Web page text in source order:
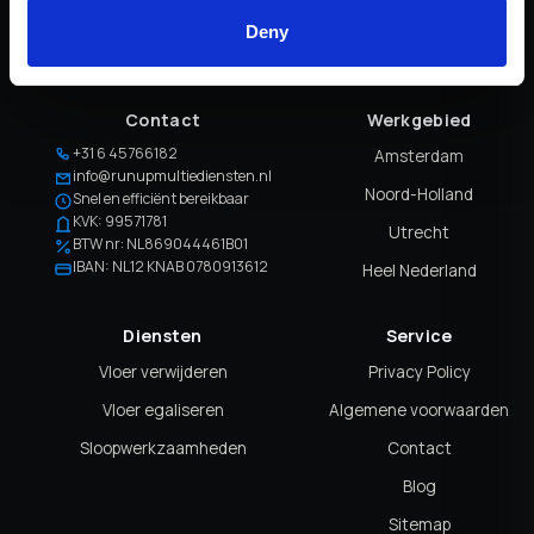
Deny
Contact
+31 6 45766182
info@runupmultiediensten.nl
Snel en efficiënt bereikbaar
KVK: 99571781
BTW nr: NL869044461B01
IBAN: NL12 KNAB 0780913612
Diensten
Vloer verwijderen
Vloer egaliseren
Sloopwerkzaamheden
Werkgebied
Amsterdam
Noord-Holland
Utrecht
Heel Nederland
Service
Privacy Policy
Algemene voorwaarden
Contact
Blog
Sitemap